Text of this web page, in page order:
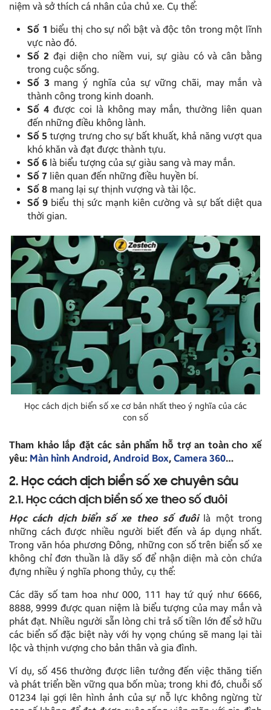
niệm và sở thích cá nhân của chủ xe. Cụ thể:
Số 1 biểu thị cho sự nổi bật và độc tôn trong một lĩnh
vực nào đó.
Số 2 đại diện cho niềm vui, sự giàu có và cân bằng
trong cuộc sống.
Số 3 mang ý nghĩa của sự vững chãi, may mắn và
thành công trong kinh doanh.
Số 4được coi là không may mắn, thường liên quan
đến những điều không lành.
Số 5 tượng trưng cho sự bất khuất, khả năng vượt qua
khó khăn và đạt được thành tựu.
Số 6 là biểu tượng của sự giàu sang và may mắn.
Số 7 liên quan đến những điều huyền bí.
Số 8 mang lại sự thịnh vượng và tài lộc.
Số 9 biểu thị sức mạnh kiên cường và sự bất diệt qua
thời gian.
Học cách dịch biển số xe cơ bản nhất theo ý nghĩa của các
con số
Tham khảo lắp đặt các sản phẩm hỗ trợ an toàn cho xế
yêu: Màn hình Android, Android Box, Camera 360…
2. Học cách dịch biển số xe chuyên sâu
2.1. Học cách dịch biển số xe theo số đuôi
Học cách dịch biển số xe theo số đuôi
là một trong
những cách được nhiều người biết đến và áp dụng nhất.
Trong văn hóa phương Đông, những con số trên biển số xe
không chỉ đơn thuần là dãy số để nhận diện mà còn chứa
đựng nhiều ý nghĩa phong thủy, cụ thể:
Các dãy số tam hoa như 000, 111 hay tứ quý như 6666,
8888, 9999 được quan niệm là biểu tượng của may mắn và
phát đạt. Nhiều người sẵn lòng chi trả số tiền lớn để sở hữu
các biển số đặc biệt này với hy vọng chúng sẽ mang lại tài
lộc và thịnh vượng cho bản thân và gia đình.
Ví dụ, số 456 thường được liên tưởng đến việc thăng tiến
và phát triển bền vững qua bốn mùa; trong khi đó, chuỗi số
01234 lại gợi lên hình ảnh của sự nỗ lực không ngừng từ